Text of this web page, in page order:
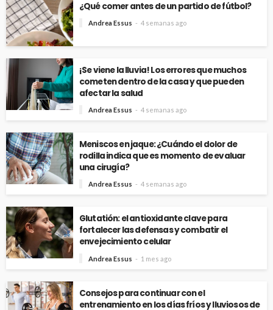
¿Qué comer antes de un partido de fútbol?
Andrea Essus 4 semanas ago
¡Se viene la lluvia! Los errores que muchos
cometen dentro de la casa y que pueden
afectar la salud
Andrea Essus 4 semanas ago
Meniscos en jaque: ¿Cuándo el dolor de
rodilla indica que es momento de evaluar
una cirugía?
Andrea Essus 4 semanas ago
Glutatión: el antioxidante clave para
fortalecer las defensas y combatir el
envejecimiento celular
Andrea Essus 1 mes ago
Consejos para continuar con el
entrenamiento en los días fríos y lluviosos de